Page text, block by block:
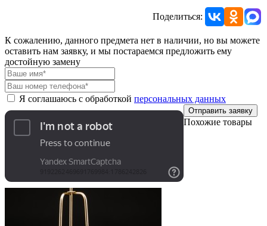
Поделиться:
К сожалению, данного предмета нет в наличии, но вы можете
оставить нам заявку, и мы постараемся предложить ему
достойную замену
Я соглашаюсь с обработкой персональных данных
Отправить заявку
Похожие товары